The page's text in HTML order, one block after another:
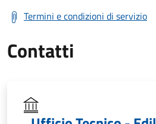
Termini e condizioni di servizio
Contatti